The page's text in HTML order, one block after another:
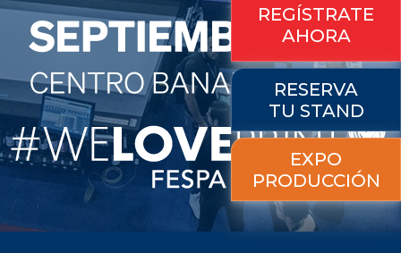
REGÍSTRATE
AHORA
RESERVA
TU STAND
EXPO
PRODUCCIÓN